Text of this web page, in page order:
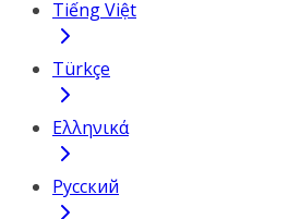
Tiếng Việt
Türkçe
Ελληνικά
Русский